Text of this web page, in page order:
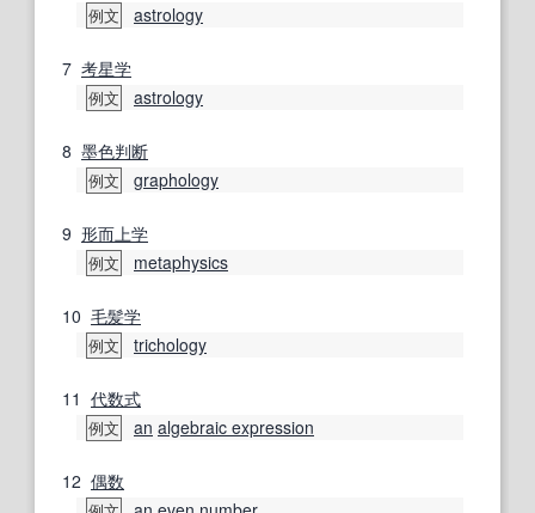
例文 astrology
7 考星学
例文 astrology
8 墨色判断
例文 graphology
9 形而上学
例文 metaphysics
10 毛髪学
例文 trichology
11 代数式
例文 an algebraic expression
12 偶数